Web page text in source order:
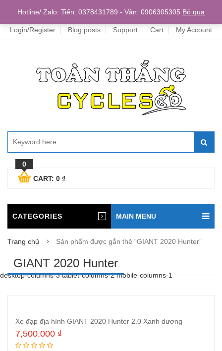
Home
Login/Register Blog posts Support Cart My Account
0
CART: 0 ₫
CATEGORIES MAIN MENU
Trang chủ Sản phẩm được gắn thẻ “GIANT 2020 Hunter”
GIANT 2020 Hunter
desktop-columns-3 tablet-columns-2 mobile-columns-1
Xe đạp địa hình GIANT 2020 Hunter 2.0 Xanh dương
7,500,000 ₫
Hotline/ Zalo: Tiến: 0378431789 - Vân: 0906305305 Bỏ qua